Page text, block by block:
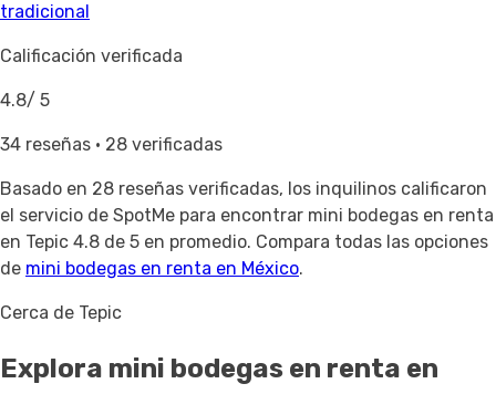
tradicional
Calificación verificada
4.8/ 5
34 reseñas · 28 verificadas
Basado en 28 reseñas verificadas, los inquilinos calificaron
el servicio de SpotMe para encontrar mini bodegas en renta
en Tepic 4.8 de 5 en promedio. Compara todas las opciones
de mini bodegas en renta en México.
Cerca de Tepic
Explora mini bodegas en renta en